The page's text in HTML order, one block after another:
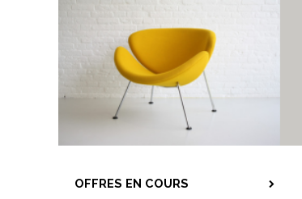
OFFRES EN COURS